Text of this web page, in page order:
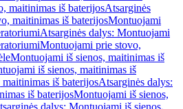
maitinimas iš baterijosAtsarginės
maitinimas iš baterijosMontuojami
Atsarginės dalys: Montuojami
Montuojami prie stovo,
Montuojami iš sienos, maitinimas iš
iš sienos, maitinimas iš
iš baterijosAtsarginės dalys:
iš baterijosMontuojami iš sienos,
dalys: Montuojami iš sienos,